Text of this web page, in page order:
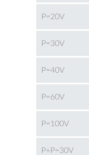
P=20V
P=30V
P=40V
P=60V
P=100V
P+P=30V